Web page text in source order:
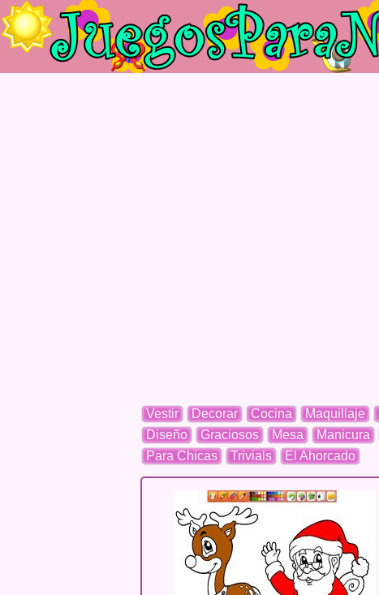
Vestir Decorar Cocina Maquillaje
Diseño
Graciosos Mesa Manicura
Para Chicas
Trivials El Ahorcado